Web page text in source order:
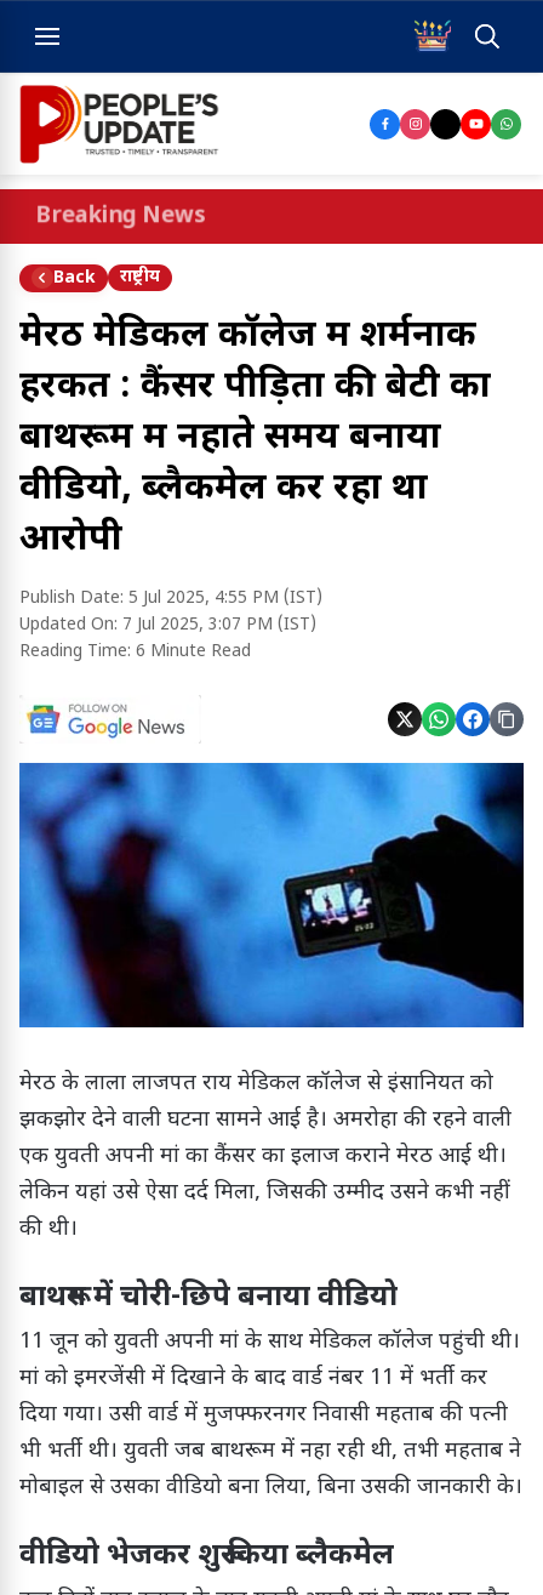
Breaking News
Back राष्ट्रीय
मेरठ मेडिकल कॉलेज में शर्मनाक
हरकत : कैंसर पीड़िता की बेटी का
बाथरूम में नहाते समय बनाया
वीडियो, ब्लैकमेल कर रहा था
आरोपी
Publish Date: 5 Jul 2025, 4:55 PM (IST)
Updated On: 7 Jul 2025, 3:07 PM (IST)
Reading Time: 6 Minute Read
मेरठ के लाला लाजपत राय मेडिकल कॉलेज से इंसानियत को
झकझोर देने वाली घटना सामने आई है। अमरोहा की रहने वाली
एक युवती अपनी मां का कैंसर का इलाज कराने मेरठ आई थी।
लेकिन यहां उसे ऐसा दर्द मिला, जिसकी उम्मीद उसने कभी नहीं
की थी।
बाथरूम में चोरी-छिपे बनाया वीडियो
11 जून को युवती अपनी मां के साथ मेडिकल कॉलेज पहुंची थी।
मां को इमरजेंसी में दिखाने के बाद वार्ड नंबर 11 में भर्ती कर
दिया गया। उसी वार्ड में मुजफ्फरनगर निवासी महताब की पत्नी
भी भर्ती थी। युवती जब बाथरूम में नहा रही थी, तभी महताब ने
मोबाइल से उसका वीडियो बना लिया, बिना उसकी जानकारी के।
वीडियो भेजकर शुरू किया ब्लैकमेल